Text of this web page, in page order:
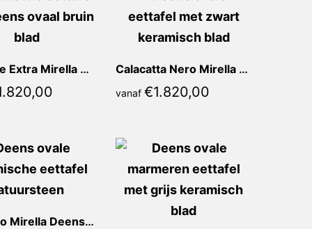
Marrone Extra Mirella Deens Ovaal Calacatta Nero Mirella Deens Ovaal
vanaf €1.820,00
Blue Oro Mirella Deens Ovaal